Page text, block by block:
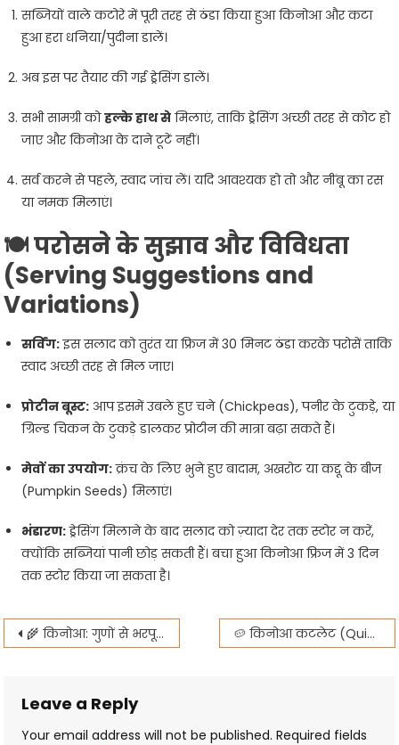
सब्जियों वाले कटोरे में पूरी तरह से ठंडा किया हुआ किनोआ और कटा
हुआ हरा धनिया/पुदीना डालें।
अब इस पर तैयार की गई ड्रेसिंग डालें।
सभी सामग्री कोहल्के हाथ से मिलाएं, ताकि ड्रेसिंग अच्छी तरह से कोट हो
जाए और किनोआ के दाने टूटें नहीं।
सर्व करने से पहले, स्वाद जांच लें। यदि आवश्यक हो तो और नींबू का रस
या नमक मिलाएं।
🍽️ परोसने के सुझाव और विविधता
(Serving Suggestions and
Variations)
सर्विंग:इस सलाद को तुरंत या फ्रिज में 30 मिनट ठंडा करके परोसें ताकि
स्वाद अच्छी तरह से मिल जाए।
प्रोटीन बूस्ट: आप इसमें उबले हुए चने (Chickpeas), पनीर के टुकड़े, या
ग्रिल्ड चिकन के टुकड़े डालकर प्रोटीन की मात्रा बढ़ा सकते हैं।
मेवों का उपयोग:क्रंच के लिए भुने हुए बादाम, अखरोट या कद्दू के बीज
(Pumpkin Seeds) मिलाएं।
भंडारण:ड्रेसिंग मिलाने के बाद सलाद को ज़्यादा देर तक स्टोर न करें,
क्योंकि सब्जियां पानी छोड़ सकती हैं। बचा हुआ किनोआ फ्रिज में 3 दिन
तक स्टोर किया जा सकता है।
Post
🌾 किनोआ: गुणों से भरपूर सुपरफूड (Superfood) और बनाने की आसान विधियाँ 🥔 किनोआ कटलेट (Quinoa Cutlet): शाम के नाश्ते के लिए प्रोटीन से भरपूर हेल्दी स्नैक
Leave a Reply
Your email address will not be published. Required fields